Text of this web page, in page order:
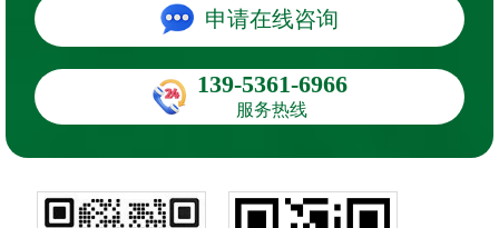
申请在线咨询
139-5361-6966
服务热线